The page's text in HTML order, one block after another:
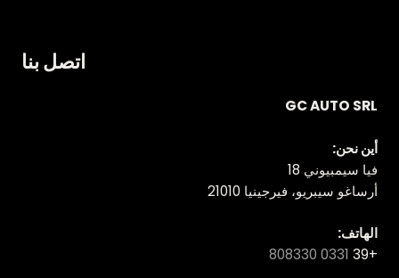
اتصل بنا
GC AUTO SRL
أين نحن:
فيا سيمبيوني 18
أرساغو سيبريو، فيرجينيا 21010
الهاتف:
+39
0331 808330